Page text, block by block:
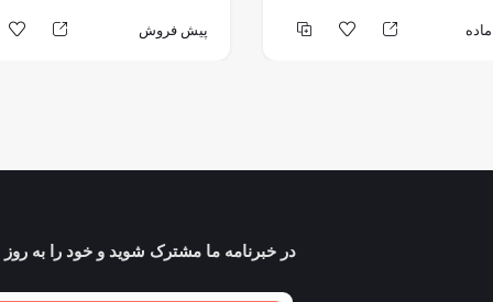
پیش فروش
در خبرنامه ما مشترک شوید و خود را به روز